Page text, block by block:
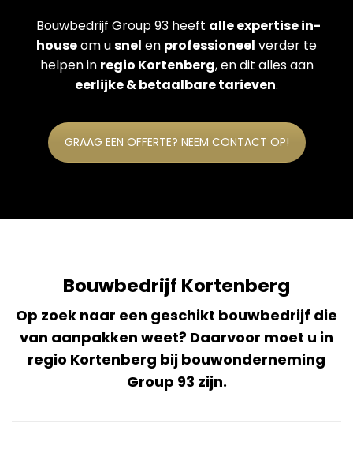
Bouwbedrijf Group 93 heeft alle expertise in-
houseom usnel en professioneel verder te
helpen in regio Kortenberg, en dit alles aan
eerlijke & betaalbare tarieven.
GRAAG EEN OFFERTE? NEEM CONTACT OP!
Bouwbedrijf Kortenberg
Op zoek naar een geschikt bouwbedrijf die
van aanpakken weet? Daarvoor moet u in
regio Kortenberg bij bouwonderneming
Group 93 zijn.